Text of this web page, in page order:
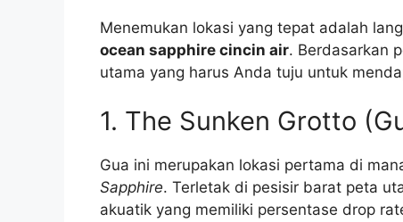
Menemukan lokasi yang tepat adalah
ocean sapphire cincin air. Berdasarkan
utama yang harus Anda tuju untuk
1. The Sunken Grotto
Gua ini merupakan lokasi pertama di
Sapphire. Terletak di pesisir barat peta
akuatik yang memiliki persentase drop